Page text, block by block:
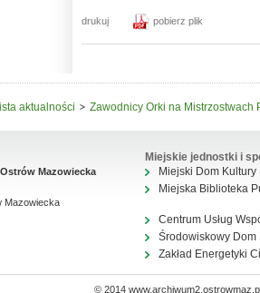
drukuj pobierz plik
aktualności Zawodnicy Orki na Mistrzostwach
Mazowiecka
Mazowiecka
Miejskie jednostki i
Miejski Dom Kultury
Miejska Biblioteka
Centrum Usług
Środowiskowy Dom
Zakład Energetyki
© 2014